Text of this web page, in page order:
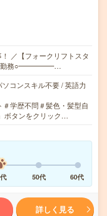
／【フォークリフトスタ
定勤務○━━━━━…
コンスキル不要 / 英語力
学歴不問＃髪色・髪型自
ボタンをクリック…
50代 60代
詳しく見る